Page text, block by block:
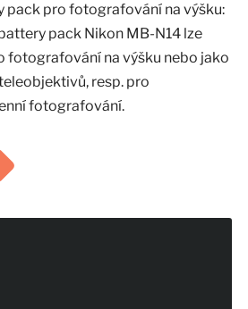
pack pro fotografování na výšku:
pack Nikon MB-N14 lze
fotografování na výšku nebo jako
resp. pro
fotografování.